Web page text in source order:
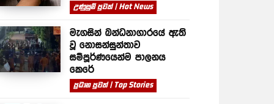
උණුසුම් පුවත් | Hot News
මැගසින් බන්ධනාගාරයේ ඇති
වූ නොසන්සුන්තාව
සම්පූර්ණයෙන්ම පාලනය
කෙරේ
ප්‍රධාන පුවත් | Top Stories